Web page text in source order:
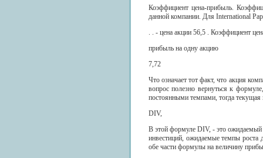
Коэффициент цена-прибыль.
данной компании. Для International
. . - цена акции 56,5 . Коэффициент
прибыль на одну акцию
7,72
Что означает тот факт, что акция
вопрос полезно вернуться к
постоянными темпами, тогда текущая
DIV,
В этой формуле DIV, - это ожидаемый
инвестиций, ожидаемые темпы роста
обе части формулы на величину